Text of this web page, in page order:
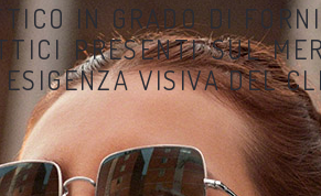
IN GRADO DI
PRESENTI SUL
VISIVA DEL